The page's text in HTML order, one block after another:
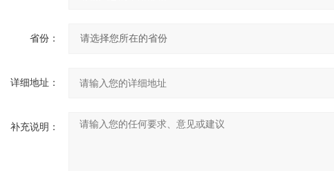
省份：
详细地址：
补充说明：